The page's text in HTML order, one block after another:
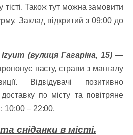
тісті. Також тут можна замовити
Заклад відкритий з 09:00 до
(вулиця Гагаріна, 15)—
пасту, страви з мангалу
Відвідувачі позитивно
по місту та повітряне
10:00 – 22:00.
та сніданки в місті.